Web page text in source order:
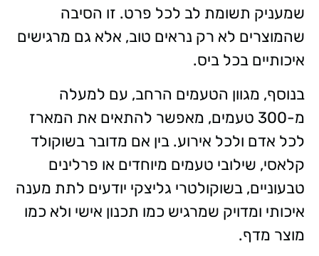
שמעניק תשומת לב לכל פרט. זו הסיבה
שהמוצרים לא רק נראים טוב, אלא גם מרגישים
איכותיים בכל ביס.
בנוסף, מגוון הטעמים הרחב, עם למעלה
מ-300 טעמים, מאפשר להתאים את המארז
לכל אדם ולכל אירוע. בין אם מדובר בשוקולד
קלאסי, שילובי טעמים מיוחדים או פרלינים
טבעוניים, בשוקולטרי גליצקי יודעים לתת מענה
איכותי ומדויק שמרגיש כמו תכנון אישי ולא כמו
מוצר מדף.